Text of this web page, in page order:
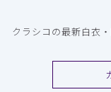
クラシコの最新白衣